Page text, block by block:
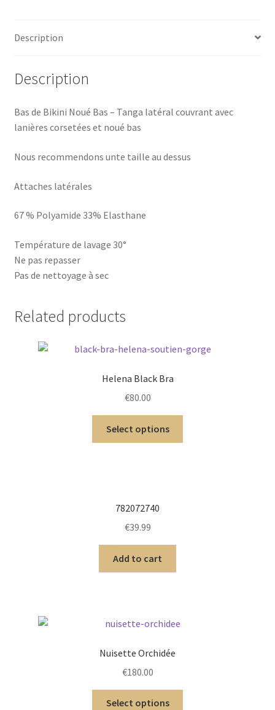
Description
Description
Bas de Bikini Noué Bas – Tanga latéral couvrant avec
lanières corsetées et noué bas
Nous recommendons unte taille au dessus
Attaches latérales
67 % Polyamide 33% Elasthane
Température de lavage 30°
Ne pas repasser
Pas de nettoyage à sec
Related products
Helena Black Bra
€80.00
Select options
782072740
€39.99
Add to cart
Nuisette Orchidée
€180.00
Select options